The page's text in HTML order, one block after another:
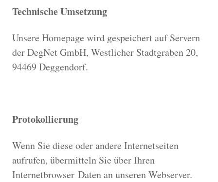
Technische Umsetzung
Unsere Homepage wird gespeichert auf Servern
der DegNet GmbH, Westlicher Stadtgraben 20,
94469 Deggendorf.
Protokollierung
Wenn Sie diese oder andere Internetseiten
aufrufen, übermitteln Sie über Ihren
Internetbrowser Daten an unseren Webserver.